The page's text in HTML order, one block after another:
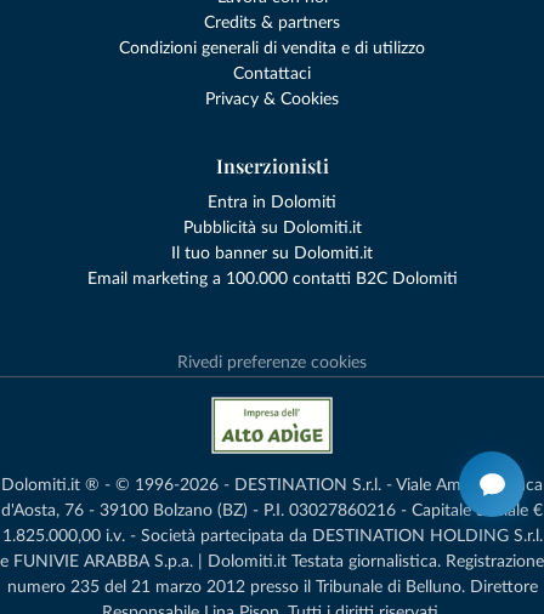
Credits & partners
Condizioni generali di vendita e di utilizzo
Contattaci
Privacy & Cookies
Inserzionisti
Entra in Dolomiti
Pubblicità su Dolomiti.it
Il tuo banner su Dolomiti.it
Email marketing a 100.000 contatti B2C Dolomiti
Rivedi preferenze cookies
Dolomiti.it ® - © 1996-2026 - DESTINATION S.r.l. - Viale Amedeo Duca
d'Aosta, 76 - 39100 Bolzano (BZ) - P.I. 03027860216 - Capitale Sociale €
1.825.000,00 i.v. - Società partecipata da DESTINATION HOLDING S.r.l.
e FUNIVIE ARABBA S.p.a. | Dolomiti.it Testata giornalistica. Registrazione
numero 235 del 21 marzo 2012 presso il Tribunale di Belluno.­ Direttore